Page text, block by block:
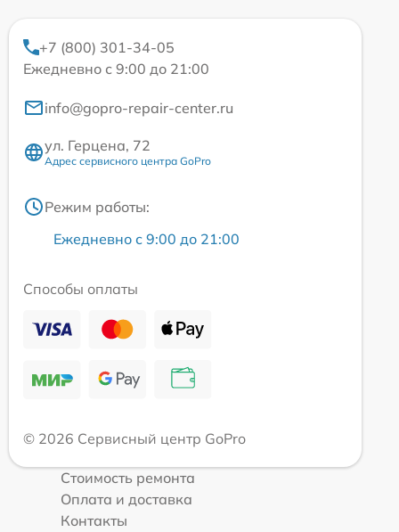
+7 (800) 301-34-05
Ежедневно с 9:00 до 21:00
info@gopro-repair-center.ru
ул. Герцена, 72
Адрес сервисного центра GoPro
Режим работы:
Ежедневно с 9:00 до 21:00
Способы оплаты
© 2026 Сервисный центр GoPro
Стоимость ремонта
Оплата и доставка
Контакты